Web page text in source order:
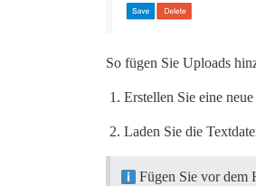
So fügen Sie Uploads
Erstellen Sie eine
Laden Sie die
Fügen Sie vor dem